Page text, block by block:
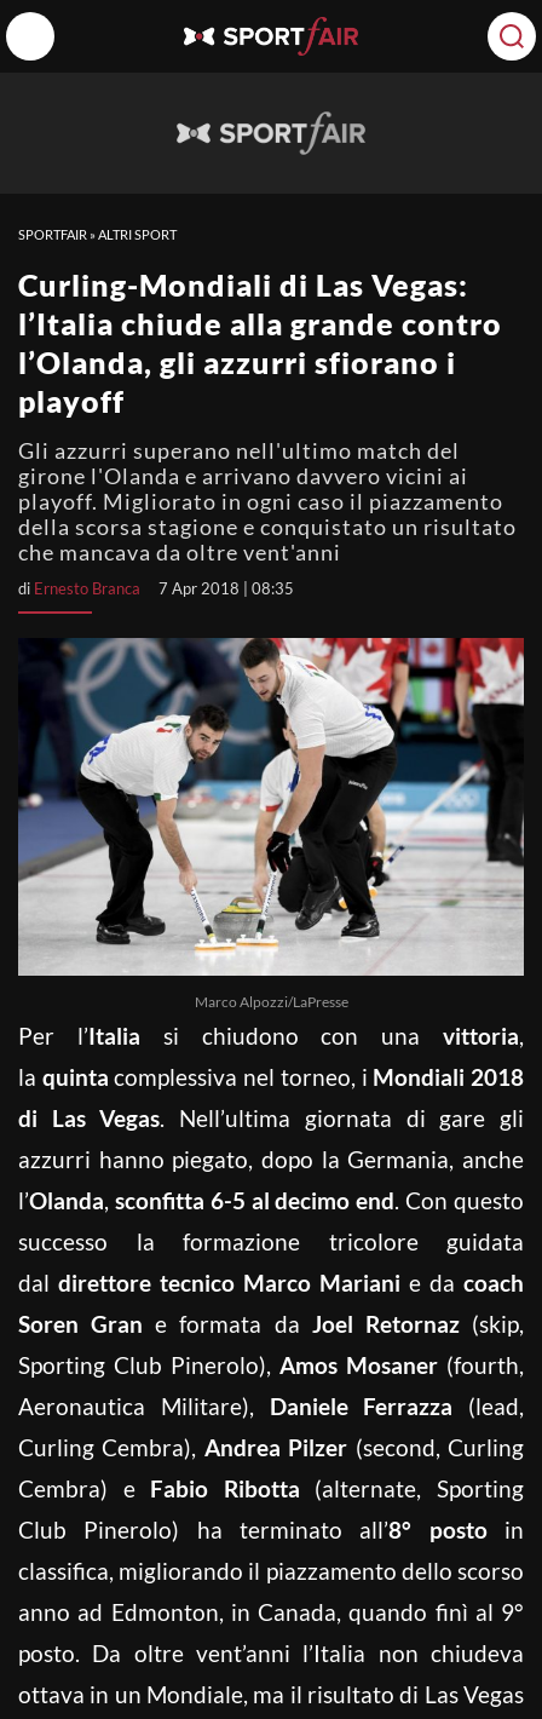
SPORTFAIR »ALTRI SPORT
Curling-Mondiali di Las Vegas:
l’Italia chiude alla grande contro
l’Olanda, gli azzurri sfiorano i
playoff
Gli azzurri superano nell'ultimo match del
girone l'Olanda e arrivano davvero vicini ai
playoff. Migliorato in ogni caso il piazzamento
della scorsa stagione e conquistato un risultato
che mancava da oltre vent'anni
di Ernesto Branca 7 Apr 2018 | 08:35
Marco Alpozzi/LaPresse
Per l’Italia si chiudono con unavittoria,
la quinta complessiva nel torneo, i Mondiali 2018
di Las Vegas. Nell’ultima giornata di gare gli
azzurri hanno piegato, dopo la Germania, anche
l’Olanda, sconfitta 6-5 al decimo end. Con questo
successo la formazione tricolore guidata
dal direttore tecnico Marco Mariani e da coach
Soren Gran e formata da Joel Retornaz(skip,
Sporting Club Pinerolo), Amos Mosaner (fourth,
Aeronautica Militare), Daniele Ferrazza (lead,
Curling Cembra), Andrea Pilzer (second, Curling
Cembra) e Fabio Ribotta (alternate, Sporting
Club Pinerolo) ha terminato all’8° postoin
classifica, migliorando il piazzamento dello scorso
anno ad Edmonton, in Canada, quando finì al 9°
posto. Da oltre vent’anni l’Italia non chiudeva
ottava in un Mondiale, ma il risultato di Las Vegas